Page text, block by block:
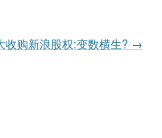
收购新浪股权:变数横生? →